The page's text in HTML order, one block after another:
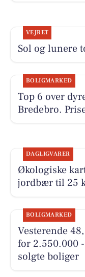
VEJRET
Sol og lunere
BOLIGMARKED
Top 6 over
Bredebro.
DAGLIGVARER
Økologiske
jordbær til 25
BOLIGMARKED
Vesterende
for 2.550.000
solgte boliger